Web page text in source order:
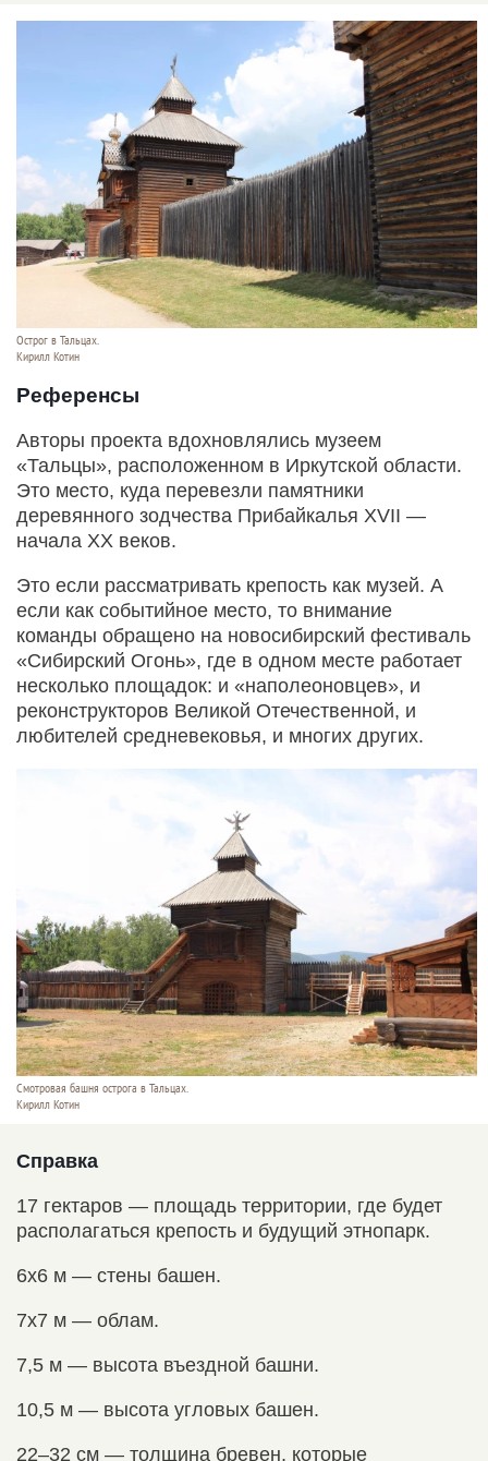
Острог в Тальцах.
Кирилл Котин
Референсы
Авторы проекта вдохновлялись музеем
«Тальцы», расположенном в Иркутской области.
Это место, куда перевезли памятники
деревянного зодчества Прибайкалья XVII —
начала XX веков.
Это если рассматривать крепость как музей. А
если как событийное место, то внимание
команды обращено на новосибирский фестиваль
«Сибирский Огонь», где в одном месте работает
несколько площадок: и «наполеоновцев», и
реконструкторов Великой Отечественной, и
любителей средневековья, и многих других.
Смотровая башня острога в Тальцах.
Кирилл Котин
Справка
17 гектаров — площадь территории, где будет
располагаться крепость и будущий этнопарк.
6x6 м — стены башен.
7x7 м — облам.
7,5 м — высота въездной башни.
10,5 м — высота угловых башен.
22–32 см — толщина бревен, которые